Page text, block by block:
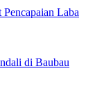
Laba
di Baubau